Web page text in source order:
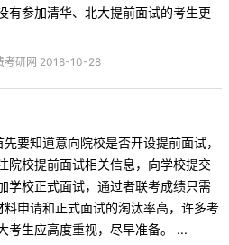
有参加清华、北大提前面试的考生更
考研网 2018-10-28
知道意向院校是否开设提前面试，
院校提前面试相关信息，向学校提交
学校正式面试，通过者联考成绩只需
申请和正式面试的淘汰率高，许多考
考生应高度重视，尽早准备。 ...